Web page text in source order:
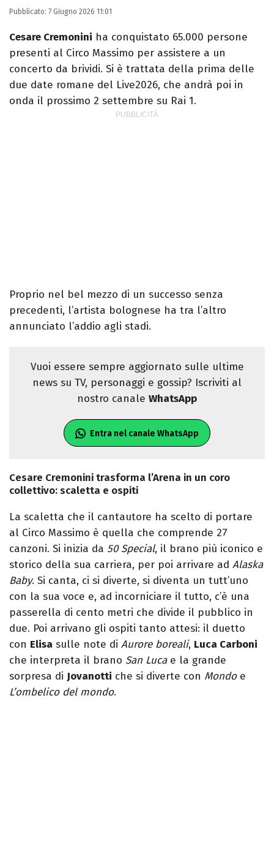
Pubblicato: 7 Giugno 2026 11:01
Cesare Cremonini ha conquistato 65.000 persone
presenti al Circo Massimo per assistere a un
concerto da brividi. Si è trattata della prima delle
due date romane del Live2026, che andrà poi in
onda il prossimo 2 settembre su Rai 1.
Proprio nel bel mezzo di un successo senza
precedenti, l’artista bolognese ha tra l’altro
annunciato l’addio agli stadi.
Vuoi essere sempre aggiornato sulle ultime
news su TV, personaggi e gossip? Iscriviti al
nostro canale WhatsApp
Entra nel canale WhatsApp
Cesare Cremonini trasforma l’Arena in un coro
collettivo: scaletta e ospiti
La scaletta che il cantautore ha scelto di portare
al Circo Massimo è quella che comprende 27
canzoni. Si inizia da 50 Special, il brano più iconico e
storico della sua carriera, per poi arrivare ad Alaska
Baby. Si canta, ci si diverte, si diventa un tutt’uno
con la sua voce e, ad incorniciare il tutto, c’è una
passerella di cento metri che divide il pubblico in
due. Poi arrivano gli ospiti tanto attesi: il duetto
con Elisa sulle note di Aurore boreali, Luca Carboni
che interpreta il brano San Lucae la grande
sorpresa di Jovanotti che si diverte con Mondoe
L’ombelico del mondo.